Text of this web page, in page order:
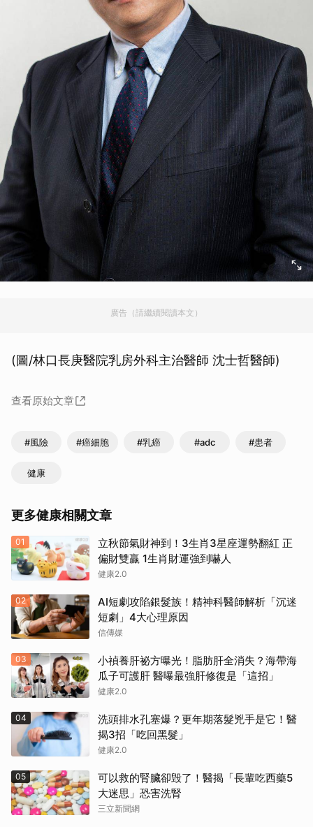
廣告（請繼續閱讀本文）
(圖/林口長庚醫院乳房外科主治醫師 沈士哲醫師)
查看原始文章
#風險 #癌細胞 #乳癌 #adc #患者
健康
更多健康相關文章
01
立秋節氣財神到！3生肖3星座運勢翻紅 正
偏財雙贏 1生肖財運強到嚇人
健康2.0
02
AI短劇攻陷銀髮族！精神科醫師解析「沉迷
短劇」4大心理原因
信傳媒
03
小禎養肝祕方曝光！脂肪肝全消失？海帶海
瓜子可護肝 醫曝最強肝修復是「這招」
健康2.0
04
洗頭排水孔塞爆？更年期落髮兇手是它！醫
揭3招「吃回黑髮」
健康2.0
05
可以救的腎臟卻毁了！醫揭「長輩吃西藥5
大迷思」恐害洗腎
三立新聞網